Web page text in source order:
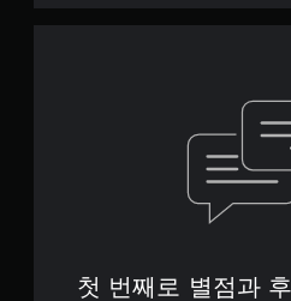
첫 번째로 별점과